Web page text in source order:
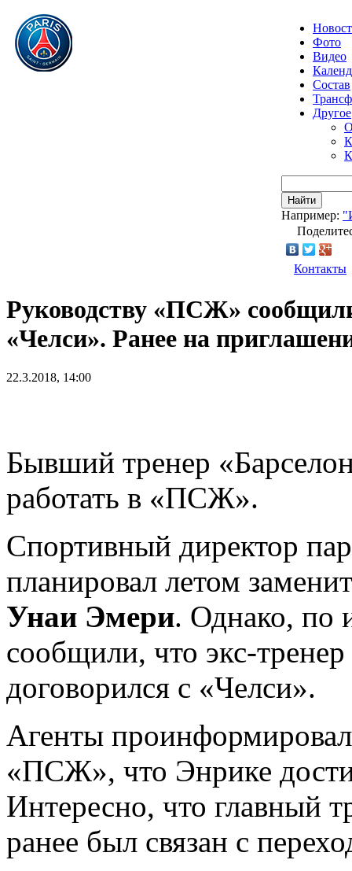
Фото
Видео
Состав
Другое
Найти
Например:
Контакты
Руководству «ПСЖ»
«Челси». Ранее на
22.3.2018, 14:00
Бывший тренер
работать в «ПСЖ».
Спортивный директор
планировал летом
Унаи Эмери. Однако, по
сообщили, что экс-
договорился с «Челси».
Агенты
«ПСЖ», что Энрике
Интересно, что главный
ранее был связан с